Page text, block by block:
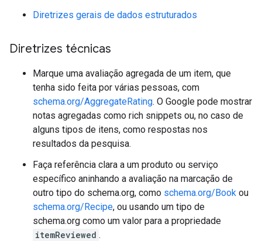
Diretrizes gerais de dados estruturados
Diretrizes técnicas
Marque uma avaliação agregada de um item, que
tenha sido feita por várias pessoas, com
schema.org/AggregateRating. O Google pode mostrar
notas agregadas como rich snippets ou, no caso de
alguns tipos de itens, como respostas nos
resultados da pesquisa.
Faça referência clara a um produto ou serviço
específico aninhando a avaliação na marcação de
outro tipo do schema.org, como schema.org/Book ou
schema.org/Recipe, ou usando um tipo de
schema.org como um valor para a propriedade
itemReviewed .